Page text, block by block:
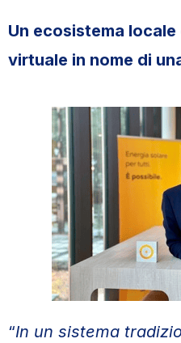
Un ecosistema
virtuale in nome di
“In un sistema